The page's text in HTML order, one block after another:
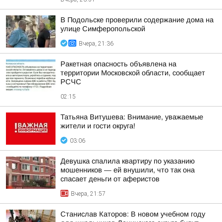
В Подольске проверили содержание дома на
улице Симферопольской
Вчера, 21:36
Ракетная опасность объявлена на
территории Московской области, сообщает
РСЧС
02:15
Татьяна Витушева: Внимание, уважаемые
жители и гости округа!
03:06
Девушка спалила квартиру по указанию
мошенников — ей внушили, что так она
спасает деньги от аферистов
Вчера, 21:57
Станислав Каторов: В новом учебном году